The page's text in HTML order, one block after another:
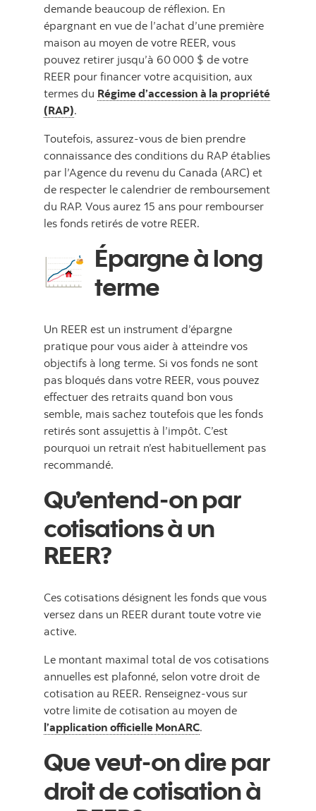
demande beaucoup de réflexion. En
épargnant en vue de l’achat d’une première
maison au moyen de votre REER, vous
pouvez retirer jusqu’à 60 000 $ de votre
REER pour financer votre acquisition, aux
termes du Régime d’accession à la propriété
(RAP).
Toutefois, assurez-vous de bien prendre
connaissance des conditions du RAP établies
par l’Agence du revenu du Canada (ARC) et
de respecter le calendrier de remboursement
du RAP. Vous aurez 15 ans pour rembourser
les fonds retirés de votre REER.
Épargne à long
terme
Un REER est un instrument d’épargne
pratique pour vous aider à atteindre vos
objectifs à long terme. Si vos fonds ne sont
pas bloqués dans votre REER, vous pouvez
effectuer des retraits quand bon vous
semble, mais sachez toutefois que les fonds
retirés sont assujettis à l’impôt. C’est
pourquoi un retrait n’est habituellement pas
recommandé.
Qu’entend-on par
cotisations à un
REER?
Ces cotisations désignent les fonds que vous
versez dans un REER durant toute votre vie
active.
Le montant maximal total de vos cotisations
annuelles est plafonné, selon votre droit de
cotisation au REER. Renseignez-vous sur
votre limite de cotisation au moyen de
l’application officielle MonARC.
Que veut-on dire par
droit de cotisation à